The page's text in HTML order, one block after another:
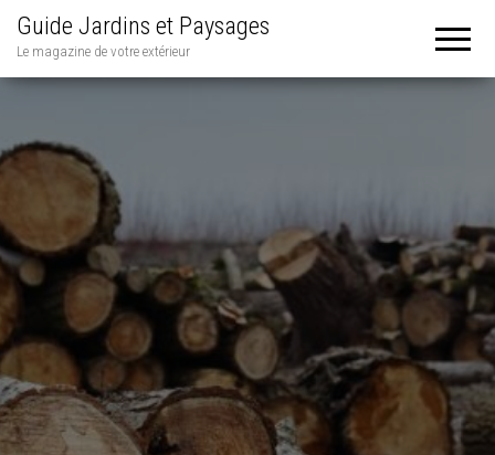
Guide Jardins et Paysages
Le magazine de votre extérieur